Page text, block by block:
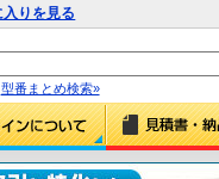
入りを見る
型番まとめ検索»